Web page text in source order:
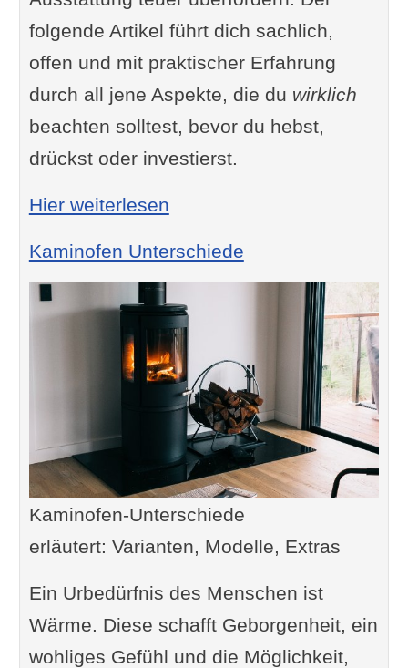
folgende Artikel führt dich sachlich,
offen und mit praktischer Erfahrung
durch all jene Aspekte, die du wirklich
beachten solltest, bevor du hebst,
drückst oder investierst.
Hier weiterlesen: Holzspalter kaufen Tipps
Kaminofen Unterschiede
Kaminofen-Unterschiede
erläutert: Varianten, Modelle, Extras
Ein Urbedürfnis des Menschen ist
Wärme. Diese schafft Geborgenheit, ein
wohliges Gefühl und die Möglichkeit,